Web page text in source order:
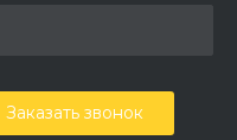
Заказать звонок